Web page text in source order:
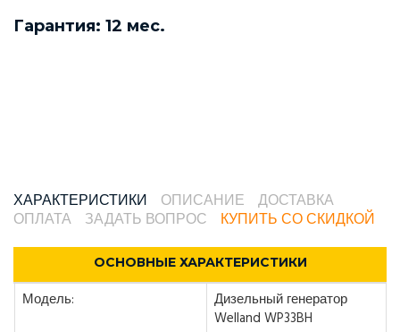
Гарантия: 12 мес.
ХАРАКТЕРИСТИКИ ОПИСАНИЕ
ДОСТАВКА
ОПЛАТА
ЗАДАТЬ ВОПРОС КУПИТЬ СО СКИДКОЙ
ОСНОВНЫЕ ХАРАКТЕРИСТИКИ
Модель:
Дизельный генератор
Welland WP33BH